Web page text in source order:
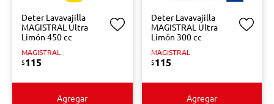
Deter Lavavajilla
MAGISTRAL Ultra
Limón 450 cc
MAGISTRAL
$115
Agregar
Deter Lavavajilla
MAGISTRAL Ultra
Limón 300 cc
MAGISTRAL
$115
Agregar